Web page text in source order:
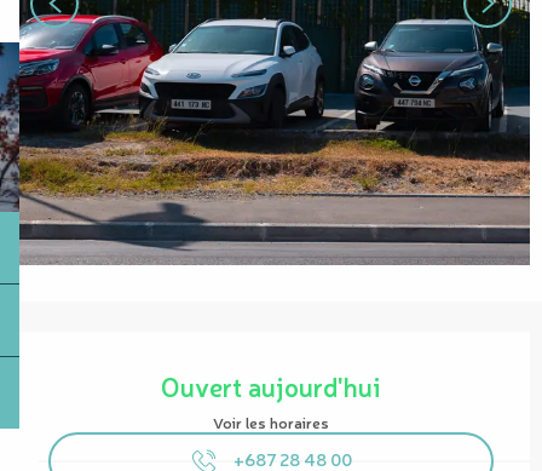
Ouverture et coordonnées
Ouvert aujourd'hui
Voir les horaires
+687 28 48 00